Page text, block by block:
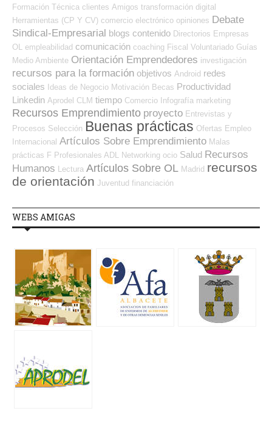
Formación Técnica clientes Amigos transformación digital
Herramientas (CP Y CV) comercio electrónico opiniones Debate
Sindical-Empresarial blogs contenido Directorios Empresas
OL
empleabilidad comunicación coaching Fiscal Voluntariado Guías
Medio Ambiente Orientación Emprendedores investigación
recursos para la formación objetivos Android redes
sociales Ideas de Negocio Motivación Becas Productividad
Linkedin Aprodel CLM tiempo Comercio Infografía marketing
Recursos Emprendimiento proyecto Entrevistas y
Procesos Selección Buenas prácticas Ofertas Empleo
Internacional Artículos Sobre Emprendimiento Malas
prácticas F Profesionales ADL Networking ocio Salud Recursos
Humanos Lectura Artículos Sobre OL Madrid recursos
de orientación Juventud financiación
WEBS AMIGAS